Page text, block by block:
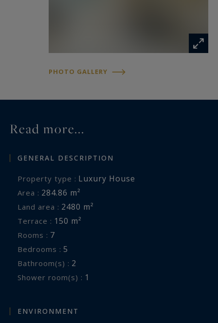
céramiques anthracite.
PHOTO GALLERY
Read more...
GENERAL DESCRIPTION
Property type : Luxury House
Area : 284.86 m²
Land area : 2480 m²
Terrace : 150 m²
Rooms : 7
Bedrooms : 5
Bathroom(s) : 2
Shower room(s) : 1
ENVIRONMENT